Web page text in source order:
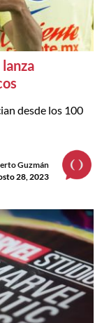
desde los 100
Guzmán
28, 2023